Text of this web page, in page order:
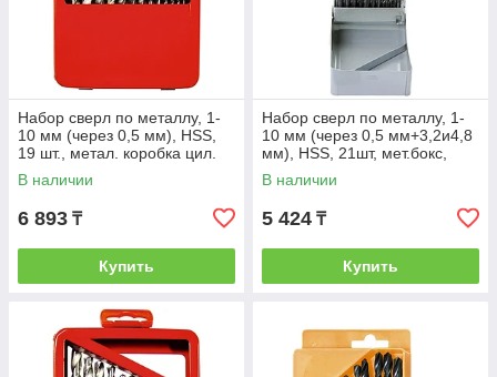
Набор сверл по металлу, 1-
10 мм (через 0,5 мм), HSS,
19 шт., метал. коробка цил.
хвостовик// MATRIX
В наличии
6 893 ₸
Купить
Набор сверл по металлу, 1-
10 мм (через 0,5 мм+3,2и4,8
мм), HSS, 21шт, мет.бокс,
цилин.хв.// SPARTA
В наличии
5 424 ₸
Купить